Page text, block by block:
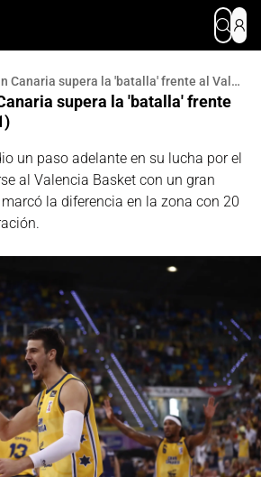
Dreamland Gran Canaria supera la 'batalla' frente al Valencia (79-71)
supera la 'batalla' frente
un paso adelante en su lucha por el
al Valencia Basket con un gran
la diferencia en la zona con 20